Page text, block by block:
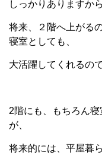
しっかりありますから
将来、２階へ上がる
寝室としても、
大活躍してくれるの
2階にも、もちろん
が、
将来的には、平屋暮